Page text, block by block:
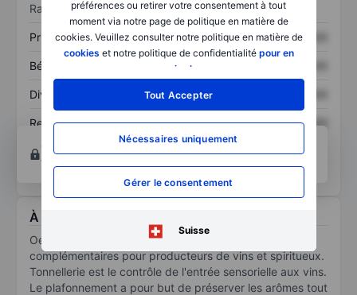
préférences ou retirer votre consentement à tout
moment via notre page de politique en matière de
cookies. Veuillez consulter notre politique en matière de
cookies et notre politique de confidentialité pour en
savoir plus
Tout Accepter
Nécessaires uniquement
Gérer le consentement
Suisse
Ratios
Prix / ventes XXXXXXX XXXXXXX
Bénéfice par action XXXXXXX
Dividende par action XXXXXXX
Rendement des
XXXXXXX
XXXXXXX
Ouvrir un comptepour accéder à d’autres outils
techniques et d’analyse.
À propos Oeneo Bouchage
Oeneo,un groupe mondial présent dans 2 domaines
complémentaires pour producteurs de vins et spiritueux.
Tonnellerie est le contrôle de l'entrée sensorielle aux vins.
Le plafonnement a pour but de préserver les arômes tout